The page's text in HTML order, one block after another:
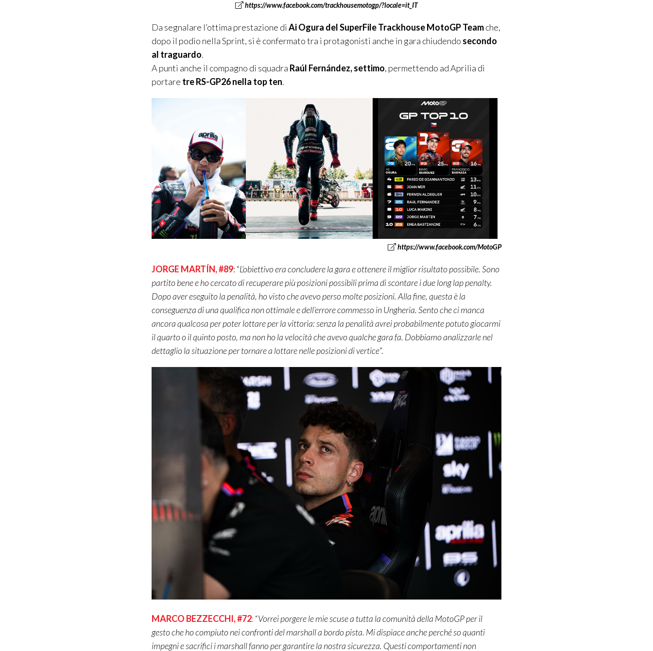
https://www.facebook.com/trackhousemotogp/?locale=it_IT
Da segnalare l’ottima prestazione diAi Ogura delSuperFileTrackhouseMotoGP Teamche,
dopo il podio nella Sprint, si è confermato tra i protagonisti anche in gara chiudendo secondo
al traguardo.
A punti anche il compagno di squadra Raúl Fernández, settimo, permettendo ad Aprilia di
portare tre RS-GP26 nella top ten.
https://www.facebook.com/MotoGP
JORGE MARTÍN, #89: “L’obiettivo era concludere la gara e ottenere il miglior risultato possibile. Sono
partito bene e ho cercato di recuperare più posizioni possibili prima di scontare i due longlappenalty.
Dopo aver eseguito la penalità, ho visto che avevo perso molte posizioni. Alla fine, questa è la
conseguenza di una qualifica non ottimale e dell’errore commesso in Ungheria. Sento che ci manca
ancora qualcosa per poter lottare per la vittoria: senza la penalità avrei probabilmente potuto giocarmi
il quarto o il quinto posto, ma non ho la velocità che avevo qualche gara fa. Dobbiamo analizzarle nel
dettaglio la situazione per tornare a lottare nelle posizioni di vertice”.
MARCO BEZZECCHI, #72: “Vorrei porgere le mie scuse a tutta la comunità della MotoGP per il
gesto che ho compiuto nei confronti delmarshalla bordo pista. Mi dispiace anche perché so quanti
impegni e sacrifici imarshallfanno per garantire la nostra sicurezza. Questi comportamenti non